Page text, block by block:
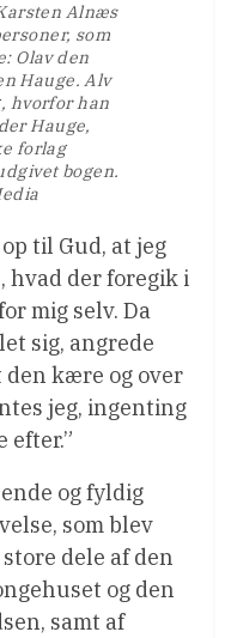
Alnæs
som
Olav den
Hauge. Alv
hvorfor han
Hauge,
forlag
bogen.
til Gud, at jeg
hvad der foregik i
mig selv. Da
sig, angrede
den kære og over
jeg, ingenting
efter.”
og fyldig
som blev
dele af den
og den
samt af